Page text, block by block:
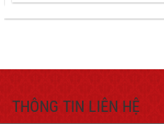
THÔNG TIN LIÊN HỆ